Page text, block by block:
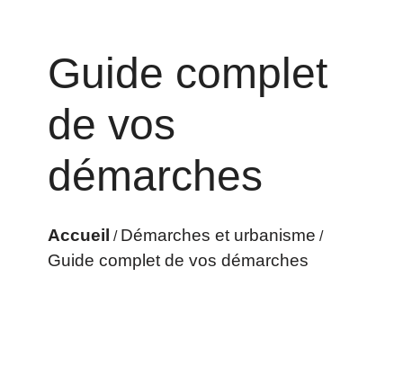
Guide complet
de vos
démarches
Accueil / Démarches et urbanisme /
Guide complet de vos démarches